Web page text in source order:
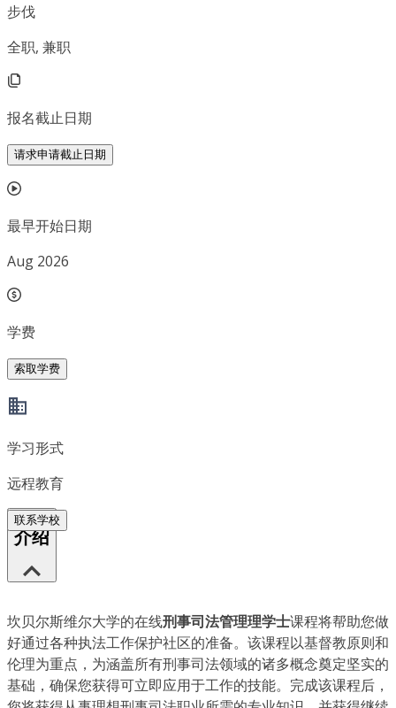
步伐
全职, 兼职
报名截止日期
请求申请截止日期
最早开始日期
Aug 2026
学费
索取学费
学习形式
远程教育
联系学校
介绍
坎贝尔斯维尔大学的在线刑事司法管理理学士课程将帮助您做
好通过各种执法工作保护社区的准备。该课程以基督教原则和
伦理为重点，为涵盖所有刑事司法领域的诸多概念奠定坚实的
基础，确保您获得可立即应用于工作的技能。完成该课程后，